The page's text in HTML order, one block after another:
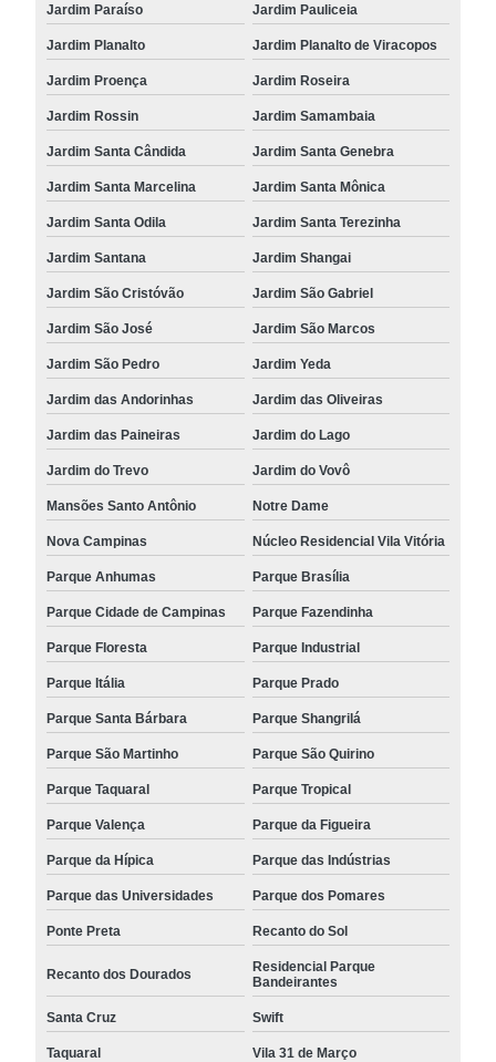
Jardim Paraíso Jardim Pauliceia
Jardim Planalto Jardim Planalto de Viracopos
Jardim Proença Jardim Roseira
Jardim Rossin Jardim Samambaia
Jardim Santa Cândida Jardim Santa Genebra
Jardim Santa Marcelina Jardim Santa Mônica
Jardim Santa Odila Jardim Santa Terezinha
Jardim Santana Jardim Shangai
Jardim São Cristóvão Jardim São Gabriel
Jardim São José Jardim São Marcos
Jardim São Pedro Jardim Yeda
Jardim das Andorinhas Jardim das Oliveiras
Jardim das Paineiras Jardim do Lago
Jardim do Trevo Jardim do Vovô
Mansões Santo Antônio Notre Dame
Nova Campinas Núcleo Residencial Vila Vitória
Parque Anhumas Parque Brasília
Parque Cidade de Campinas Parque Fazendinha
Parque Floresta Parque Industrial
Parque Itália Parque Prado
Parque Santa Bárbara Parque Shangrilá
Parque São Martinho Parque São Quirino
Parque Taquaral Parque Tropical
Parque Valença Parque da Figueira
Parque da Hípica Parque das Indústrias
Parque das Universidades Parque dos Pomares
Ponte Preta Recanto do Sol
Recanto dos Dourados
Residencial Parque
Bandeirantes
Santa Cruz Swift
Taquaral Vila 31 de Março